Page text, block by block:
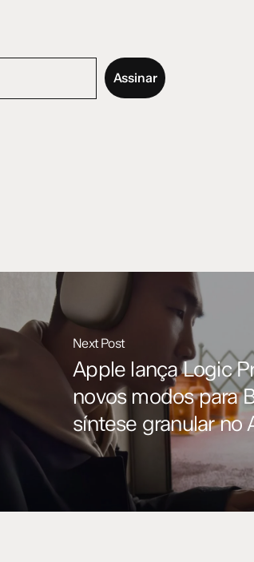
Assinar
Next Post
Apple lança Logic
novos modos para
síntese granular no